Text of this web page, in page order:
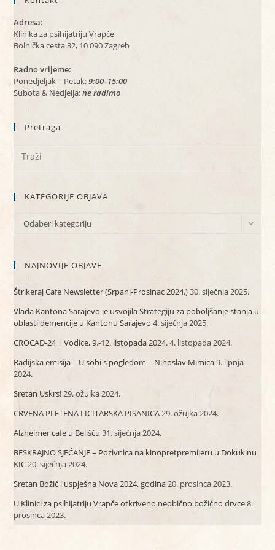
Adresa:
Klinika za psihijatriju Vrapče
Bolnička cesta 32, 10 090 Zagreb
Radno vrijeme:
Ponedjeljak – Petak:9:00–15:00
Subota & Nedjelja:ne radimo
Pretraga
KATEGORIJE OBJAVA
KATEGORIJE
Odaberi kategoriju
NAJNOVIJE OBJAVE
Štrikeraj Cafe Newsletter (Srpanj-Prosinac 2024.)30. siječnja 2025.
Vlada Kantona Sarajevo je usvojila Strategiju za poboljšanje stanja u
oblasti demencije u Kantonu Sarajevo 4. siječnja 2025.
CROCAD-24 | Vodice, 9.-12. listopada 2024.4. listopada 2024.
Radijska emisija – U sobi s pogledom – Ninoslav Mimica9. lipnja
2024.
Sretan Uskrs!29. ožujka 2024.
CRVENA PLETENA LICITARSKA PISANICA29. ožujka 2024.
Alzheimer cafe u Belišću 31. siječnja 2024.
BESKRAJNO SJEĆANJE – Pozivnica na kinopretpremijeru u Dokukinu
KIC20. siječnja 2024.
Sretan Božić i uspješna Nova 2024. godina20. prosinca 2023.
U Klinici za psihijatriju Vrapče otkriveno neobično božićno drvce8.
prosinca 2023.